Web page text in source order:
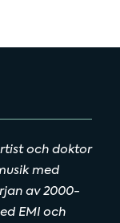
och doktor
med
av 2000-
EMI och